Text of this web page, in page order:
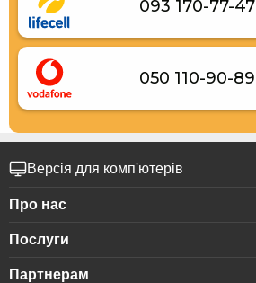
093 170-77-47
050 110-90-89
Версія для комп'ютерів
Про нас
Про компанію
Конфіденційність
Послуги
Для бізнес-клієнтів
Партнерам